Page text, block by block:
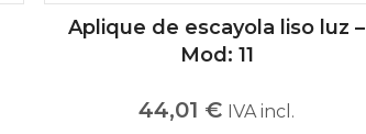
Aplique de escayola liso luz –
Mod: 11
44,01 € IVA incl.